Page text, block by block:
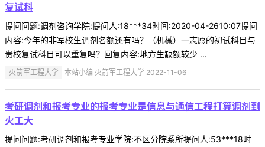
复试科
提问问题:调剂咨询学院:提问人:18***34时间:2020-04-2610:07提问
内容:今年的非军校生调剂名额还有吗？（机械）一志愿的初试科目与
贵校复试科目可以重复吗？回复内容:地方生缺额较少 ...
火箭军工程大学 本站小编 火箭军工程大学 2022-11-06
考研调剂和报考专业的报考专业是信息与通信工程打算调剂到
火工大
提问问题:考研调剂和报考专业学院:不区分院系所提问人:53***18时